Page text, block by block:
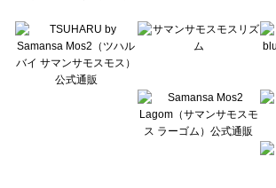
Lugnoncure（ルノンキュール）のバッグ・ポーチ一覧
BETTY'S BLUE（べティーズブルー）のバッグ・ポーチ一覧
Wpc.（ワールドパーティー）のバッグ・ポーチ一覧